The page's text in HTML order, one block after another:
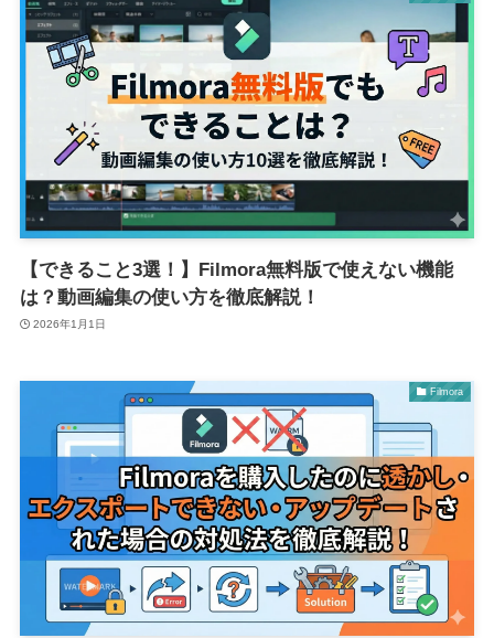
【できること3選！】Filmora無料版で使えない機能
は？動画編集の使い方を徹底解説！
2026年1月1日
Filmora